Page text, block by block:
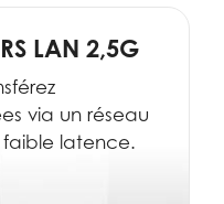
LAN 2,5G
via un réseau
latence.